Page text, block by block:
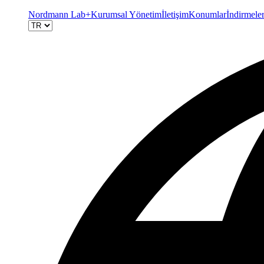
Nordmann Lab+Kurumsal YönetimİletişimKonumlarİndirmeler